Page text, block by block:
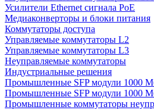
Усилители Ethernet сигнала PoE
Медиаконверторы и блоки питания
Коммутаторы доступа
Управляемые коммутаторы L2
Управляемые коммутаторы L3
Неуправляемые коммутаторы
Индустриальные решения
Промышленные SFP модули 1000
Промышленные SFP модули 1000
Промышленные коммутаторы